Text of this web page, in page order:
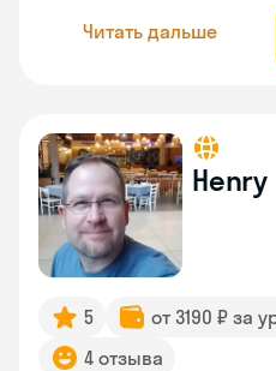
Читать дальше
Henry
5 от 3190 ₽ за
4 отзыва